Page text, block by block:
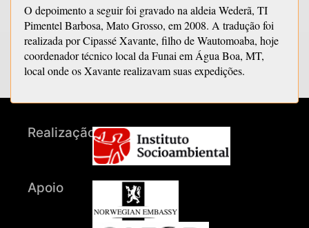
O depoimento a seguir foi gravado na aldeia Wederã, TI
Pimentel Barbosa, Mato Grosso, em 2008. A tradução foi
realizada por Cipassé Xavante, filho de Wautomoaba, hoje
coordenador técnico local da Funai em Água Boa, MT,
local onde os Xavante realizavam suas expedições.